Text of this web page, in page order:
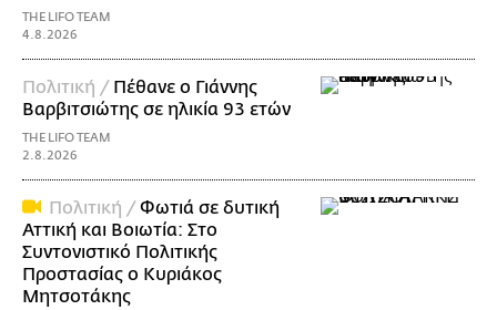
THE LIFO TEAM
4.8.2026
Πολιτική / Πέθανε ο Γιάννης
Βαρβιτσιώτης σε ηλικία 93 ετών
THE LIFO TEAM
2.8.2026
Πολιτική /Φωτιά σε δυτική
Αττική και Βοιωτία: Στο
Συντονιστικό Πολιτικής
Προστασίας ο Κυριάκος
Μητσοτάκης